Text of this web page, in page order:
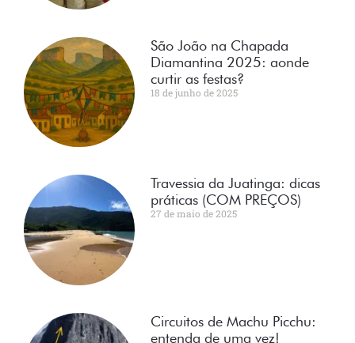
São João na Chapada
Diamantina 2025: aonde
curtir as festas?
18 de junho de 2025
Travessia da Juatinga: dicas
práticas (COM PREÇOS)
27 de maio de 2025
Circuitos de Machu Picchu:
entenda de uma vez!